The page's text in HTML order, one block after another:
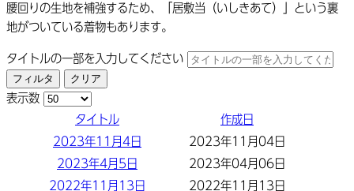
腰回りの生地を補強するため、「居敷当（いしきあて）」という裏
地がついている着物もあります。
タイトルの一部を入力してください
フィルタ クリア
表示数
タイトル
作成日
2023年11月4日
2023年11月04日
2023年4月5日
2023年04月06日
2022年11月13日
2022年11月13日